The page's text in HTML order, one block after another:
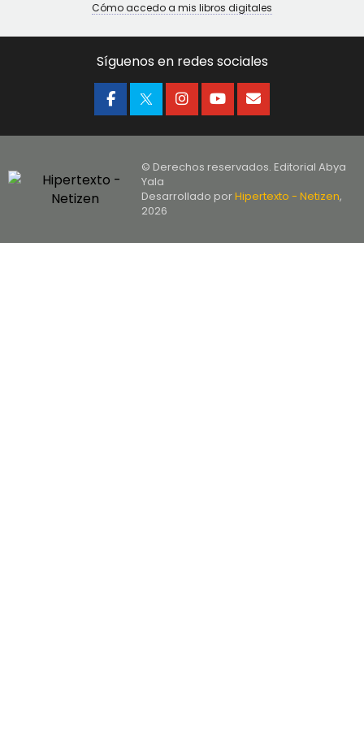
Cómo accedo a mis libros digitales
Síguenos en redes sociales
© Derechos reservados. Editorial Abya
Yala
Desarrollado porHipertexto - Netizen,
2026